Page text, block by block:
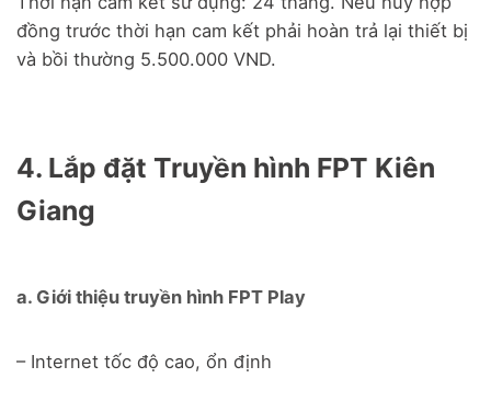
đồng trước thời hạn cam kết phải hoàn trả lại thiết bị
và bồi thường 5.500.000 VND.
4. Lắp đặt Truyền hình FPT Kiên
Giang
a. Giới thiệu truyền hình FPT Play
– Internet tốc độ cao, ổn định